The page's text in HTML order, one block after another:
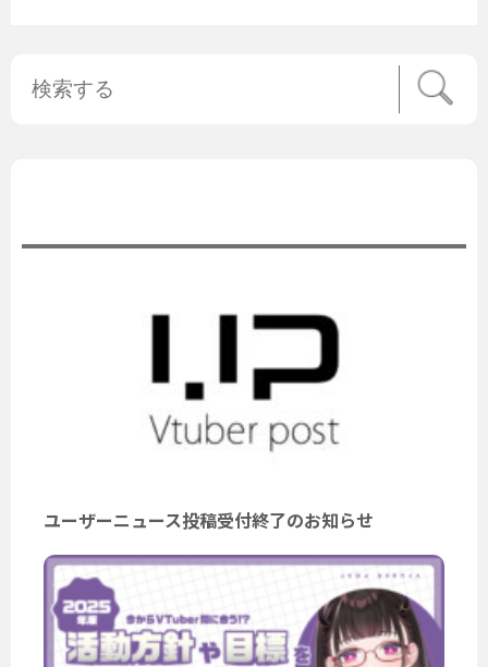
ユーザーニュース投稿受付終了のお知らせ